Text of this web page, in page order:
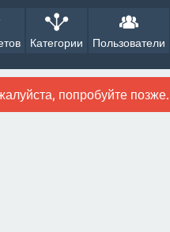
Категории Пользователи
попробуйте позже.